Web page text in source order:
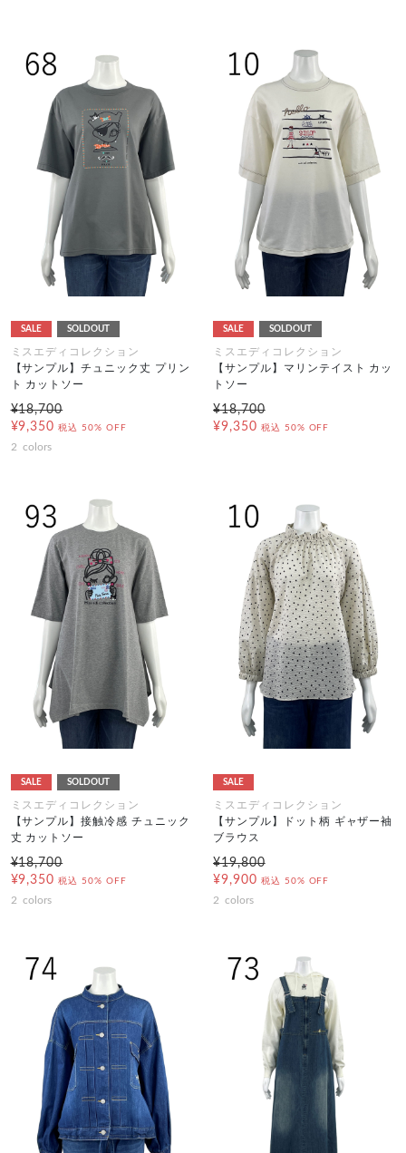
SALE SOLDOUT
ミスエディコレクション
【サンプル】チュニック丈 プリン
ト カットソー
¥18,700
¥9,350 税込 50% OFF
2 colors
SALE SOLDOUT
ミスエディコレクション
【サンプル】マリンテイスト カッ
トソー
¥18,700
¥9,350 税込 50% OFF
SALE SOLDOUT
ミスエディコレクション
【サンプル】接触冷感 チュニック
丈 カットソー
¥18,700
¥9,350 税込 50% OFF
2 colors
SALE
ミスエディコレクション
【サンプル】ドット柄 ギャザー袖
ブラウス
¥19,800
¥9,900 税込 50% OFF
2 colors